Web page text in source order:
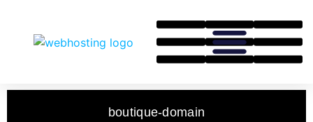
boutique-domain